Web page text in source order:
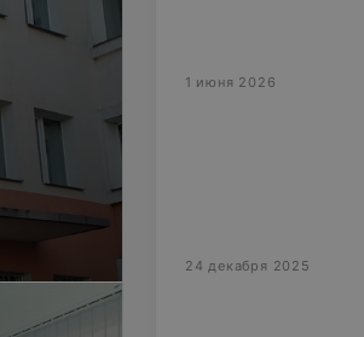
1 июня 2026
24 декабря 2025